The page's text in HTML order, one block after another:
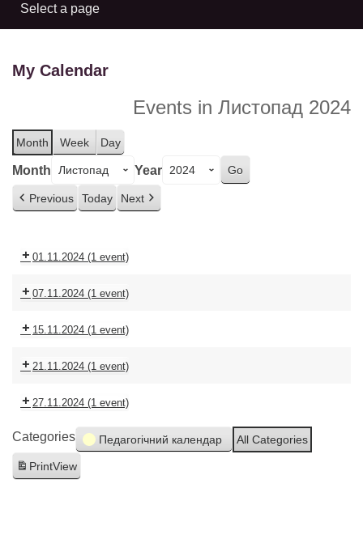
My Calendar
Events in Листопад 2024
Month Week Day
Month Year
Previous Today Next
01.11.2024 (1 event)
07.11.2024 (1 event)
15.11.2024 (1 event)
21.11.2024 (1 event)
27.11.2024 (1 event)
Categories Педагогічний календар All Categories
PrintView